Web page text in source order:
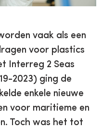
vaak als een
voor plastics
Interreg 2 Seas
2023) ging de
enkele nieuwe
voor maritieme en
Toch was het tot